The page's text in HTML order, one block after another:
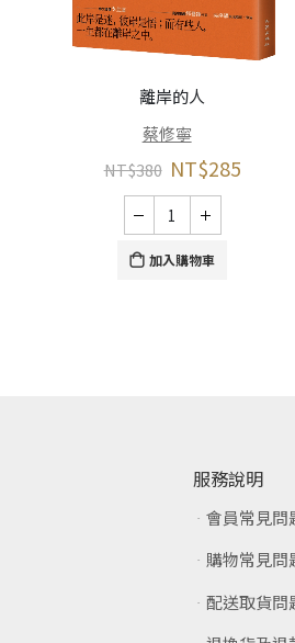
離岸的人
蔡修寧
NT$380 NT$285
加入購物車
服務說明
會員常見問
購物常見問
配送取貨問